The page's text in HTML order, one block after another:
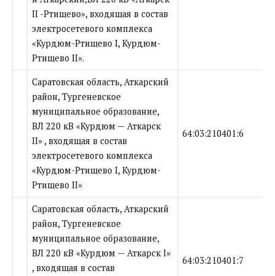
II -Ртищево», входящая в состав
электросетевого комплекса
«Курдюм-Ртищево I, Курдюм-
Ртищево II».
Саратовская область, Аткарский
район, Тургеневское
муниципальное образование,
ВЛ 220 кВ «Курдюм — Аткарск
II» , входящая в состав
электросетевого комплекса
«Курдюм-Ртищево I, Курдюм-
Ртищево II»
64:03:210401:6
Саратовская область, Аткарский
район, Тургеневское
муниципальное образование,
ВЛ 220 кВ «Курдюм — Аткарск I»
, входящая в состав
64:03:210401:7